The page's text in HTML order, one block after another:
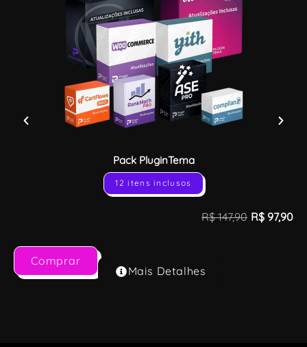
Pack PluginTema
12 itens inclusos
R$147,90 R$ 97,90
Comprar
Mais Detalhes